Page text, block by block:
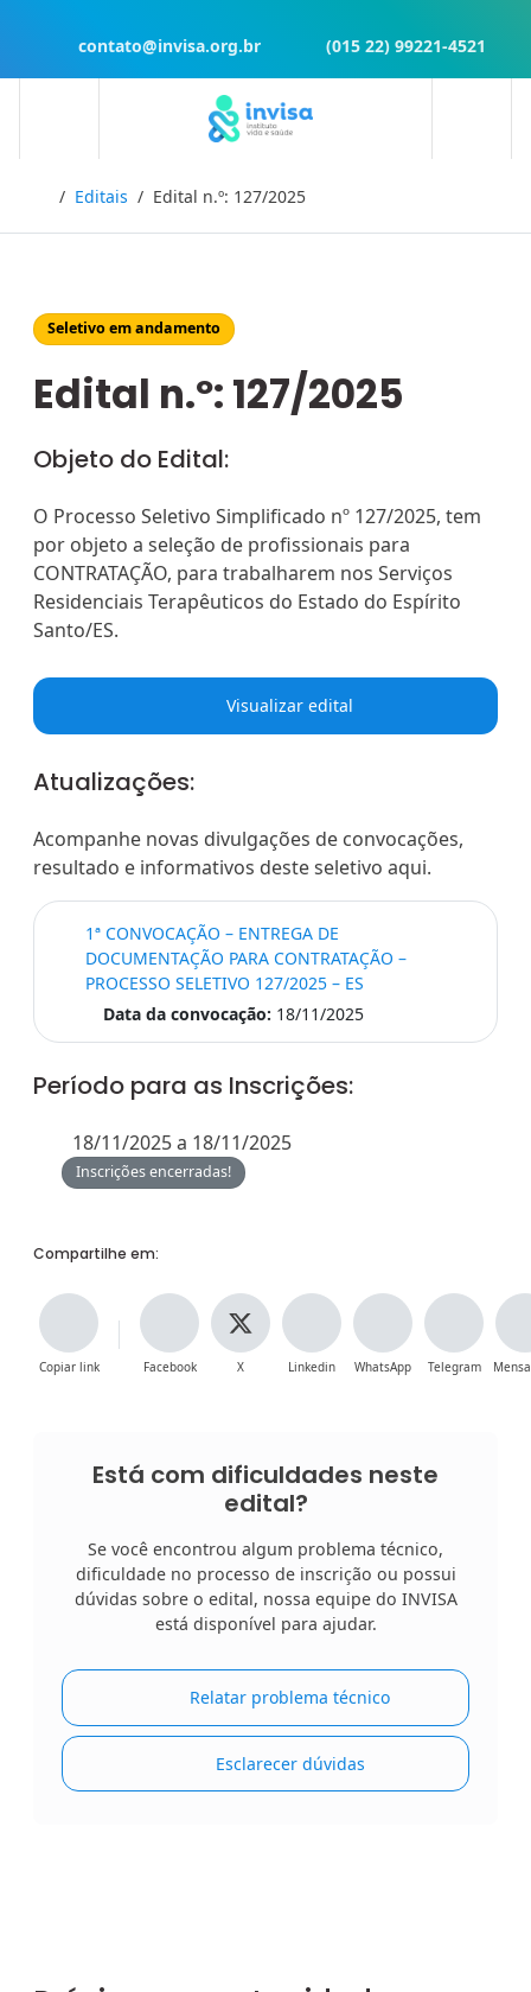
contato@invisa.org.br (015 22) 99221-4521
InícioEditais Edital n.º: 127/2025
Seletivo em andamento
Edital n.º: 127/2025
Objeto do Edital:
O Processo Seletivo Simplificado nº 127/2025, tem
por objeto a seleção de profissionais para
CONTRATAÇÃO, para trabalharem nos Serviços
Residenciais Terapêuticos do Estado do Espírito
Santo/ES.
Visualizar edital
Atualizações:
Acompanhe novas divulgações de convocações,
resultado e informativos deste seletivo aqui.
1ª CONVOCAÇÃO – ENTREGA DE
DOCUMENTAÇÃO PARA CONTRATAÇÃO –
PROCESSO SELETIVO 127/2025 – ES
Data da convocação: 18/11/2025
Período para as Inscrições:
18/11/2025 a 18/11/2025
Inscrições encerradas!
Compartilhe em:
Copiar link Facebook X Linkedin WhatsApp Telegram
Está com dificuldades neste
edital?
Se você encontrou algum problema técnico,
dificuldade no processo de inscrição ou possui
dúvidas sobre o edital, nossa equipe do INVISA
está disponível para ajudar.
Relatar problema técnico
Esclarecer dúvidas